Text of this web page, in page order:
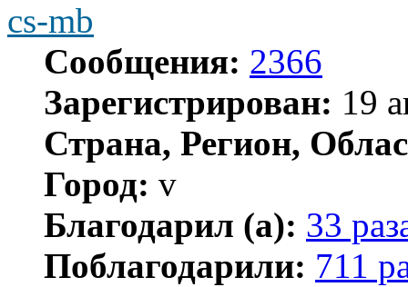
cs-mb
Сообщения: 2366
Зарегистрирован: 19
Страна, Регион,
Город: v
Благодарил (а): 33
Поблагодарили: 711